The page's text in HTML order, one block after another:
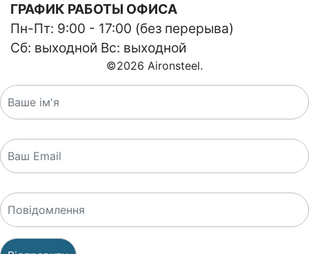
ГРАФИК РАБОТЫ ОФИСА
Пн-Пт: 9:00 - 17:00 (без перерыва)
Сб: выходной Вс: выходной
©2026 Aironsteel.